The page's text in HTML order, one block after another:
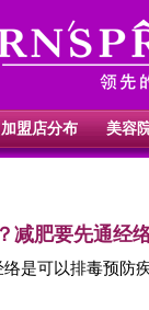
加盟店分布 美容
减肥要先通经
是可以排毒预防